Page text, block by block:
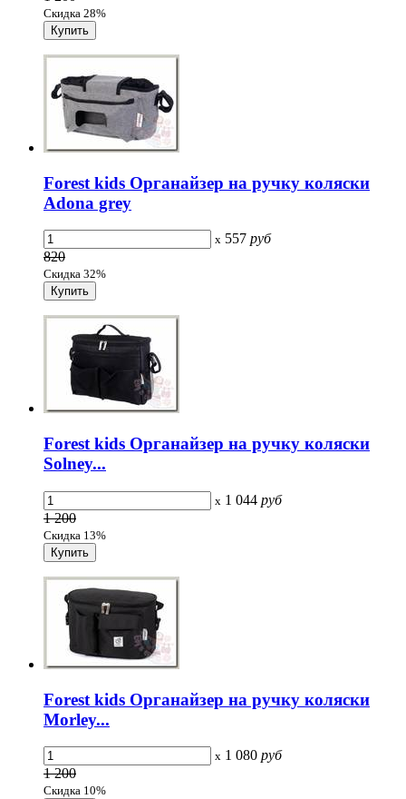
Скидка 28%
Forest kids Органайзер на ручку коляски
Adona grey
x 557 руб
820
Скидка 32%
Forest kids Органайзер на ручку коляски
Solney...
x 1 044 руб
1 200
Скидка 13%
Forest kids Органайзер на ручку коляски
Morley...
x 1 080 руб
1 200
Скидка 10%